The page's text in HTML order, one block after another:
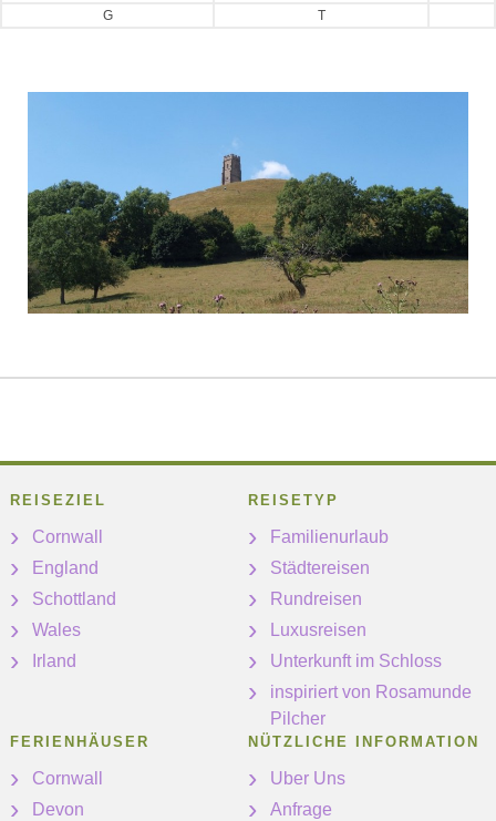
G
T
REISEZIEL
Cornwall
England
Schottland
Wales
Irland
REISETYP
Familienurlaub
Städtereisen
Rundreisen
Luxusreisen
Unterkunft im Schloss
inspiriert von Rosamunde
Pilcher
FERIENHÄUSER
Cornwall
Devon
NÜTZLICHE INFORMATION
Uber Uns
Anfrage